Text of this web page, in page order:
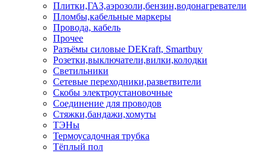
Плитки,ГАЗ,аэрозоли,бензин,водонагреватели
Пломбы,кабельные маркеры
Провода, кабель
Прочее
Разъёмы силовые DEKraft, Smartbuy
Розетки,выключатели,вилки,колодки
Светильники
Сетевые переходники,разветвители
Скобы электроустановочные
Соединение для проводов
Стяжки,бандажи,хомуты
ТЭНы
Термоусадочная трубка
Тёплый пол